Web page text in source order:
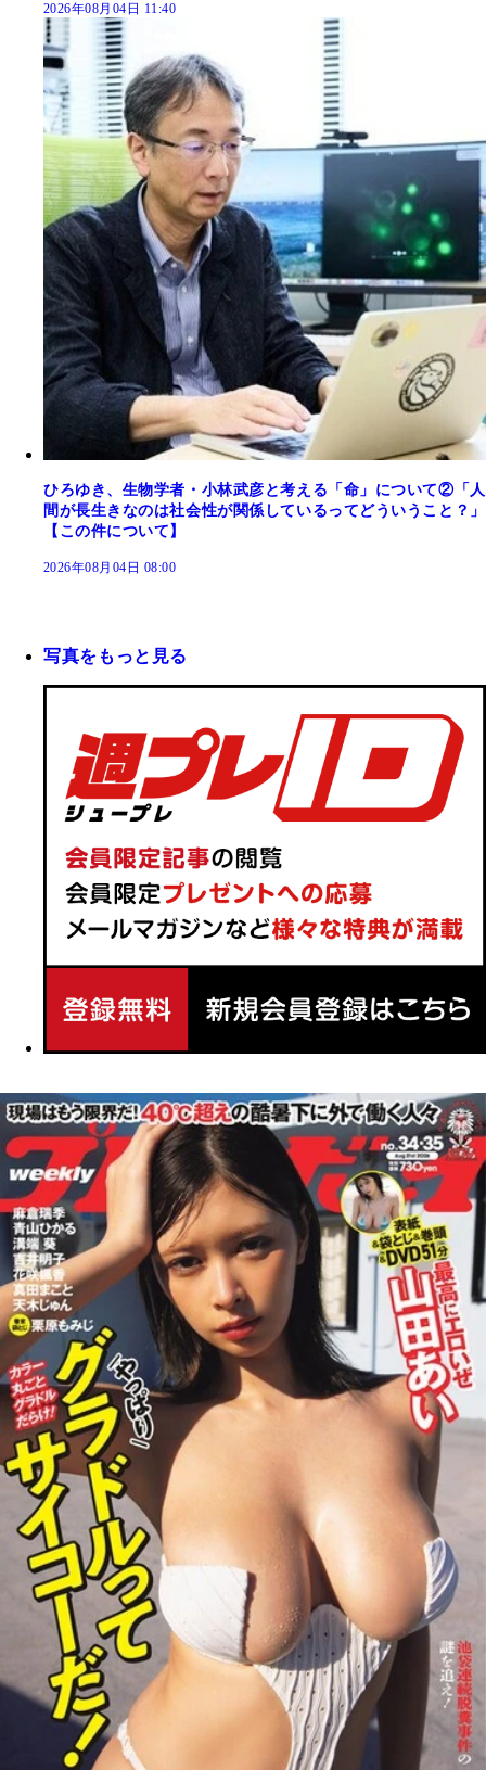
2026年08月04日 11:40
ひろゆき、生物学者・小林武彦と考える「命」について②「人
間が長生きなのは社会性が関係しているってどういうこと？」
【この件について】
2026年08月04日 08:00
写真をもっと見る